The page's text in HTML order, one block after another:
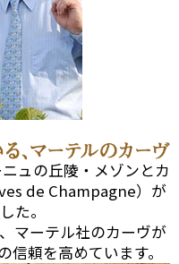
ュの丘陵・メゾンとカ
de Champagne）が
た。
マーテル社のカーヴが
頼を高めています。